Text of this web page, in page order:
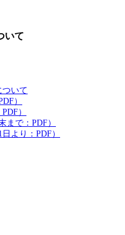
いて
ついて
）
）
まで：PDF）
より：PDF）